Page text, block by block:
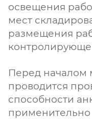
освещения
мест
размещения
Перед
проводится
способности
применительно